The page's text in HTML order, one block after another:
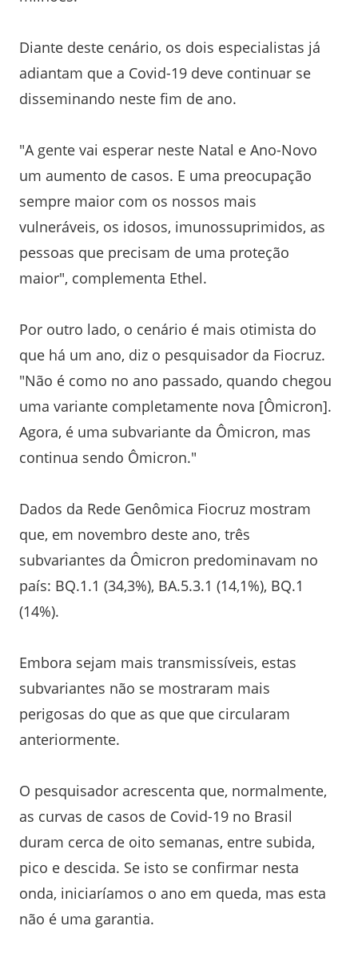
Diante deste cenário, os dois especialistas já
adiantam que a Covid-19 deve continuar se
disseminando neste fim de ano.
"A gente vai esperar neste Natal e Ano-Novo
um aumento de casos. E uma preocupação
sempre maior com os nossos mais
vulneráveis, os idosos, imunossuprimidos, as
pessoas que precisam de uma proteção
maior", complementa Ethel.
Por outro lado, o cenário é mais otimista do
que há um ano, diz o pesquisador da Fiocruz.
"Não é como no ano passado, quando chegou
uma variante completamente nova [Ômicron].
Agora, é uma subvariante da Ômicron, mas
continua sendo Ômicron."
Dados da Rede Genômica Fiocruz mostram
que, em novembro deste ano, três
subvariantes da Ômicron predominavam no
país: BQ.1.1 (34,3%), BA.5.3.1 (14,1%), BQ.1
(14%).
Embora sejam mais transmissíveis, estas
subvariantes não se mostraram mais
perigosas do que as que que circularam
anteriormente.
O pesquisador acrescenta que, normalmente,
as curvas de casos de Covid-19 no Brasil
duram cerca de oito semanas, entre subida,
pico e descida. Se isto se confirmar nesta
onda, iniciaríamos o ano em queda, mas esta
não é uma garantia.